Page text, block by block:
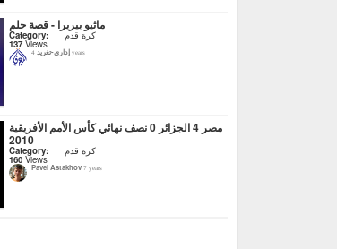
ماثيو بيريرا - قصة حلم
Category: كرة قدم
137Views
إداري-تغريد 4 years
مصر 4 الجزائر 0 نصف نهائي كأس الأمم الأفريقية
2010
Category: كرة قدم
160 Views
Pavel Astakhov 7 years